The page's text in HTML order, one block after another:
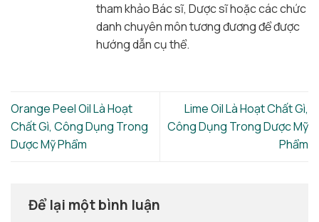
tham khảo Bác sĩ, Dược sĩ hoặc các chức
danh chuyên môn tương đương để được
hướng dẫn cụ thể.
Orange Peel Oil Là Hoạt
Chất Gì, Công Dụng Trong
Dược Mỹ Phẩm
Lime Oil Là Hoạt Chất Gì,
Công Dụng Trong Dược Mỹ
Phẩm
Để lại một bình luận